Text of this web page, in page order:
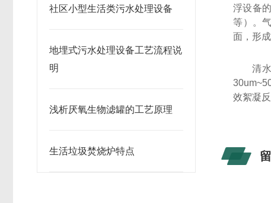
社区小型生活类污水处理设备
地埋式污水处理设备工艺流程说
明
浅析厌氧生物滤罐的工艺原理
生活垃圾焚烧炉特点
浮设备
等）。
面，形
清
效絮凝